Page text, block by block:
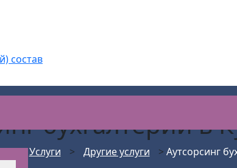
состав
бухгалтериив
> Услуги > Другие услуги > Аутсорсинг